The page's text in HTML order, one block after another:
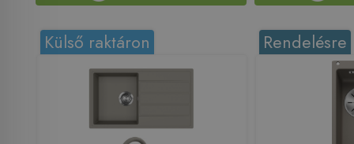
Külső raktáron Rendelésre